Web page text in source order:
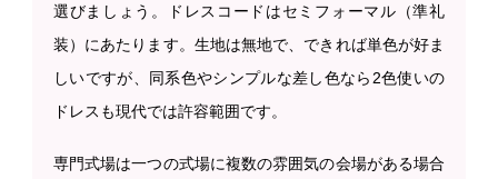
選びましょう。ドレスコードはセミフォーマル（準礼
装）にあたります。生地は無地で、できれば単色が好ま
しいですが、同系色やシンプルな差し色なら2色使いの
ドレスも現代では許容範囲です。
専門式場は一つの式場に複数の雰囲気の会場がある場合